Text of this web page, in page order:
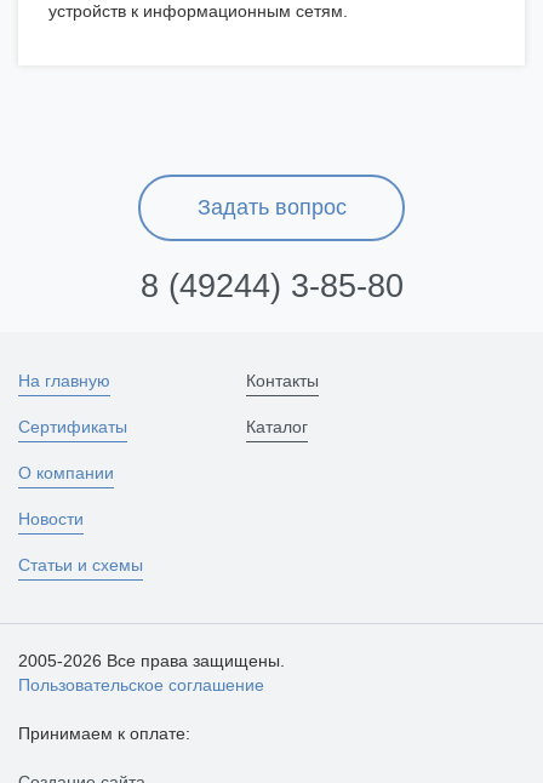
устройств к информационным сетям.
Задать вопрос
8 (49244) 3-85-80
На главную
Сертификаты
О компании
Новости
Статьи и схемы
Контакты
Каталог
2005-2026 Все права защищены.
Пользовательское соглашение
Принимаем к оплате: